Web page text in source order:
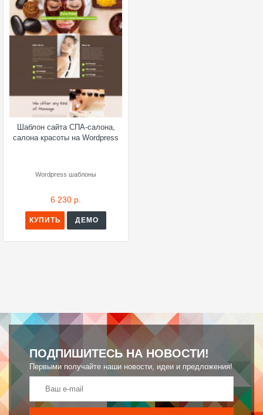
Шаблон сайта СПА-салона,
салона красоты на Wordpress
Wordpress шаблоны
6 230 р.
КУПИТЬ ДЕМО
ПОДПИШИТЕСЬ НА НОВОСТИ!
Первыми получайте наши новости, идеи и предложения!